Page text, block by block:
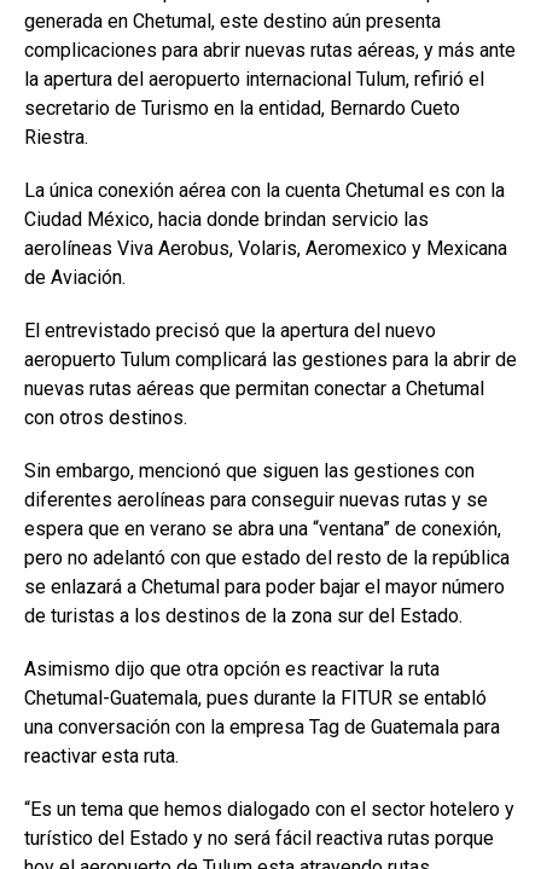
generada en Chetumal, este destino aún presenta
complicaciones para abrir nuevas rutas aéreas, y más ante
la apertura del aeropuerto internacional Tulum, refirió el
secretario de Turismo en la entidad, Bernardo Cueto
Riestra.
La única conexión aérea con la cuenta Chetumal es con la
Ciudad México, hacia donde brindan servicio las
aerolíneas Viva Aerobus, Volaris, Aeromexico y Mexicana
de Aviación.
El entrevistado precisó que la apertura del nuevo
aeropuerto Tulum complicará las gestiones para la abrir de
nuevas rutas aéreas que permitan conectar a Chetumal
con otros destinos.
Sin embargo, mencionó que siguen las gestiones con
diferentes aerolíneas para conseguir nuevas rutas y se
espera que en verano se abra una “ventana” de conexión,
pero no adelantó con que estado del resto de la república
se enlazará a Chetumal para poder bajar el mayor número
de turistas a los destinos de la zona sur del Estado.
Asimismo dijo que otra opción es reactivar la ruta
Chetumal-Guatemala, pues durante la FITUR se entabló
una conversación con la empresa Tag de Guatemala para
reactivar esta ruta.
“Es un tema que hemos dialogado con el sector hotelero y
turístico del Estado y no será fácil reactiva rutas porque